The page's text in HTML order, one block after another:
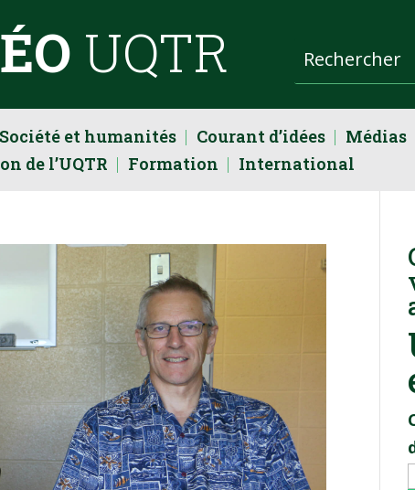
UQTR
Société et humanités Courant d’idées Médias
de l’UQTR Formation International